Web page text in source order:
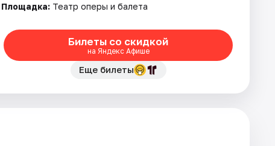
Площадка: Театр оперы и балета
Билеты со скидкой
на Яндекс Афише
Еще билеты